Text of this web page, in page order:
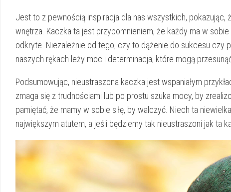
Jest to z pewnością inspiracja dla nas wszystkich,
wnętrza. Kaczka ta jest przypomnieniem, że każdy ma w
odkryte. Niezależnie od tego, czy to dążenie do sukcesu czy
naszych rękach leży moc i determinacja,⁤ które mogą
Podsumowując, nieustraszona​ kaczka jest wspaniałym
zmaga⁤ się z trudnościami​ lub po prostu szuka⁢ mocy, by
pamiętać,⁤ że mamy w ​sobie siłę, ⁣by walczyć. ‌Niech ta
największym atutem, a​ jeśli ⁣będziemy tak nieustraszoni jak ta